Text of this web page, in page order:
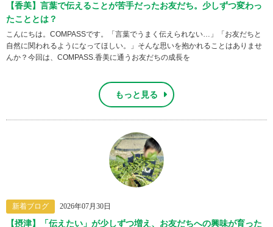
【香美】言葉で伝えることが苦手だったお友だち。少しずつ変わっ
たこととは？
こんにちは。COMPASSです。「言葉でうまく伝えられない…」「お友だちと
自然に関われるようになってほしい。」そんな思いを抱かれることはありませ
んか？今回は、COMPASS.香美に通うお友だちの成長を
もっと見る
新着ブログ 2026年07月30日
【摂津】「伝えたい」が少しずつ増え、お友だちへの興味が育った